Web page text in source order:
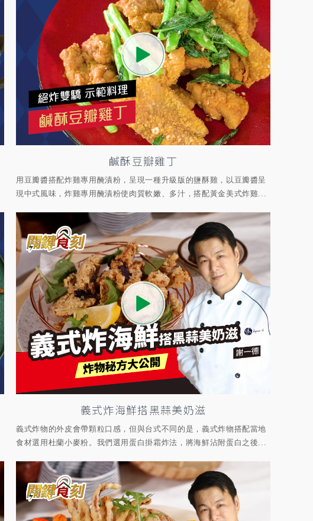
鹹酥豆瓣雞丁
用豆瓣醬搭配炸雞專用醃漬粉，呈現一種升級版的鹽酥雞，以豆瓣醬呈
現中式風味，炸雞專用醃漬粉使肉質軟嫩、多汁，搭配黃金美式炸雞...
義式炸海鮮搭黑蒜美奶滋
義式炸物的外皮會帶顆粒口感，但與台式不同的是，義式炸物搭配當地
食材選用杜蘭小麥粉。我們選用蛋白掛霜炸法，將海鮮沾附蛋白之後...